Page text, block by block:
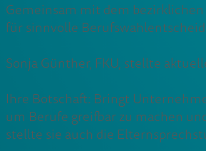
Gemeinsam mit dem
für sinnvolle
Sonja Günther, FKU, stellte
Ihre Botschaft: Bringt
um Berufe greifbar zu machen
stellte sie auch die